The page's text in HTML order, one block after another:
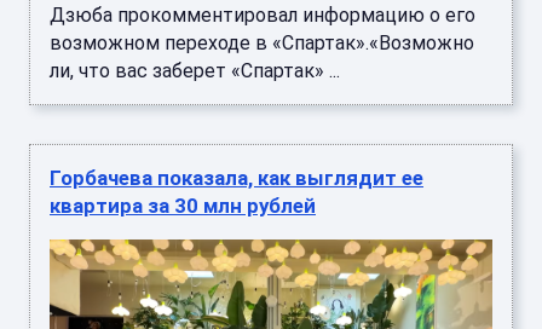
Дзюба прокомментировал информацию о его
возможном переходе в «Спартак».«Возможно
ли, что вас заберет «Спартак» ...
Горбачева показала, как выглядит ее
квартира за 30 млн рублей